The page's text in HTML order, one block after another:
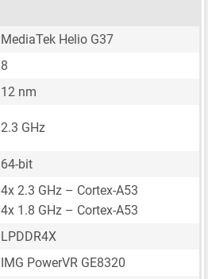
MediaTek Helio G37
8
12 nm
2.3 GHz
64-bit
4x 2.3 GHz – Cortex-A53
4x 1.8 GHz – Cortex-A53
LPDDR4X
IMG PowerVR GE8320